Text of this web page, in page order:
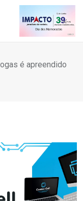
é apreendido